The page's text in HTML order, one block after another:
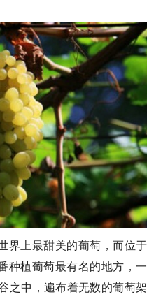
上最甜美的葡萄，而位于
种植葡萄最有名的地方，一
之中，遍布着无数的葡萄架